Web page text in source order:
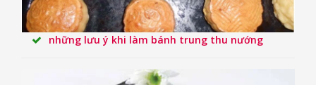
những lưu ý khi làm bánh trung thu nướng